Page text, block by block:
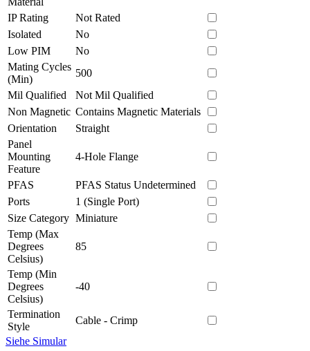
IP Rating
Not Rated
Isolated
No
Low PIM
No
Mating Cycles
(Min)
500
Mil Qualified
Not Mil Qualified
Non Magnetic Contains Magnetic Materials
Orientation
Straight
Panel
Mounting
Feature
4-Hole Flange
PFAS
PFAS Status Undetermined
Ports
1 (Single Port)
Size Category Miniature
Temp (Max
Degrees
Celsius)
85
Temp (Min
Degrees
Celsius)
-40
Termination
Style
Cable - Crimp
Siehe Simular